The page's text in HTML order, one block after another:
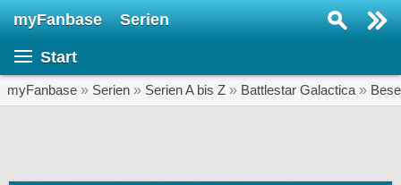
myFanbase Serien
Start
myFanbase » Serien » Serien A bis Z » Battlestar Galactica »
SERIEN